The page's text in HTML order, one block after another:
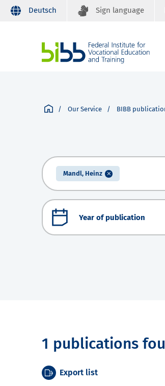
Deutsch Sign language
Our Service BIBB
Mandl, Heinz
Year of publication
1 publications
Export list